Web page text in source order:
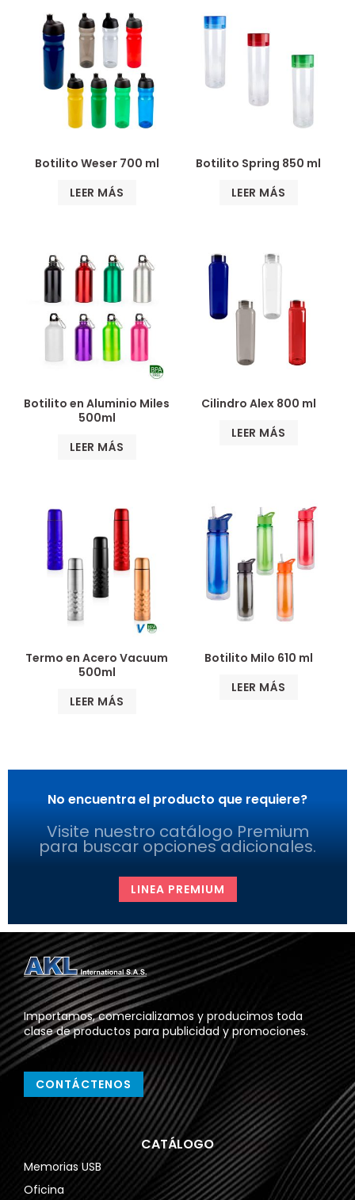
Botilito Weser 700 ml
LEER MÁS
Botilito Spring 850 ml
LEER MÁS
Botilito en Aluminio Miles
500ml
LEER MÁS
Cilindro Alex 800 ml
LEER MÁS
Termo en Acero Vacuum
500ml
LEER MÁS
Botilito Milo 610 ml
LEER MÁS
No encuentra el producto que requiere?
Visite nuestro catálogo Premium
para buscar opciones adicionales.
LINEA PREMIUM
Importamos, comercializamos y producimos toda
clase de productos para publicidad y promociones.
CONTÁCTENOS
CATÁLOGO
Memorias USB
Oficina